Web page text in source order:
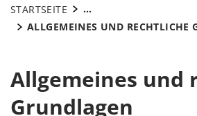
STARTSEITE
...
ALLGEMEINES UND RECHTLICHE
Allgemeines und
Grundlagen